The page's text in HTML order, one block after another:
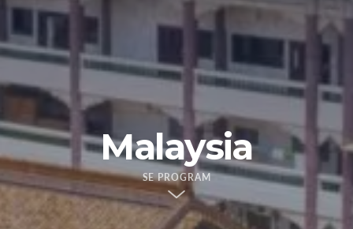
Malaysia
SE PROGRAM